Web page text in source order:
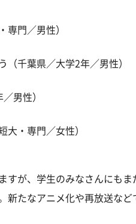
専門／男性）
（千葉県／大学2年／男性）
男性）
大・専門／女性）
すが、学生のみなさんにもま
新たなアニメ化や再放送など